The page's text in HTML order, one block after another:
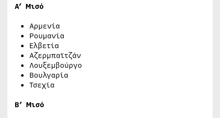
Α’ Μισό
Αρμενία
Ρουμανία
Ελβετία
Αζερμπαϊτζάν
Λουξεμβούργο
Βουλγαρία
Τσεχία
Β’ Μισό